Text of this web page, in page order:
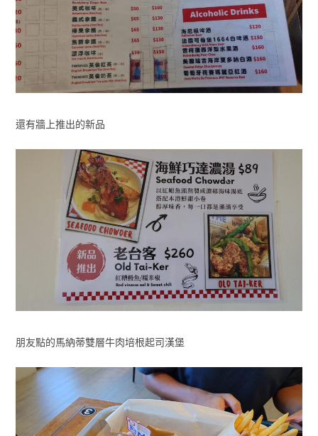
還有牆上推出的新品
朋友點的馬納蒂雙層牛肉培根起司漢堡